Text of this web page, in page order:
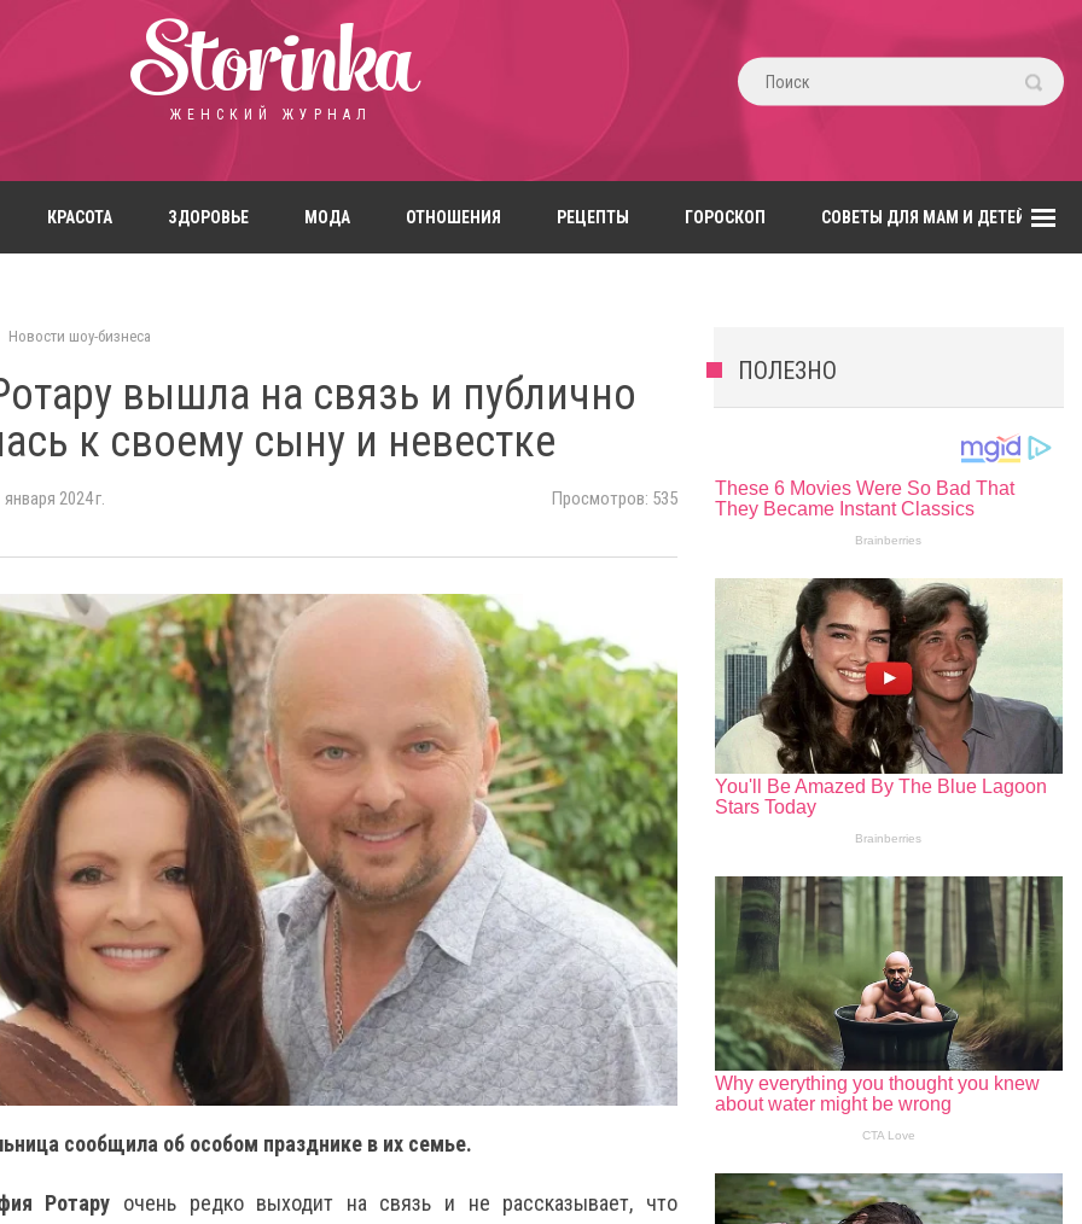
Storinka
ЖЕНСКИЙ ЖУРНАЛ
КРАСОТА ЗДОРОВЬЕ МОДА ОТНОШЕНИЯ РЕЦЕПТЫ ГОРОСКОП СОВЕТЫ ДЛЯ МАМ И ДЕТЕЙ
Новости шоу-бизнеса
вышла на связь и публично
к своему сыну и невестке
2024 г. Просмотров: 535
сообщила об особом празднике в их семье.
Ротару очень редко выходит на связь и не рассказывает, что
ПОЛЕЗНО